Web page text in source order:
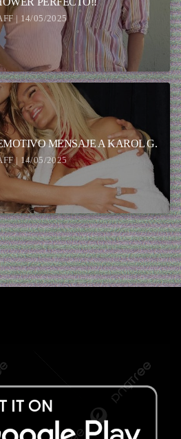
| 14/05/2025
MENSAJE A KAROL G.
| 14/05/2025